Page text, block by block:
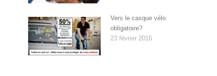
Vers le casque vélo
obligatoire?
23 février 2016